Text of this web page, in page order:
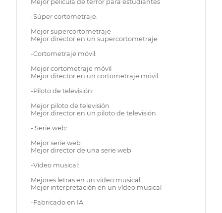
Mejor película de terror para estudiantes
-Súper cortometraje:
Mejor supercortometraje
Mejor director en un supercortometraje
-Cortometraje móvil:
Mejor cortometraje móvil
Mejor director en un cortometraje móvil
-Piloto de televisión:
Mejor piloto de televisión
Mejor director en un piloto de televisión
- Serie web:
Mejor serie web
Mejor director de una serie web
-Vídeo musical:
Mejores letras en un vídeo musical
Mejor interpretación en un vídeo musical
-Fabricado en IA: